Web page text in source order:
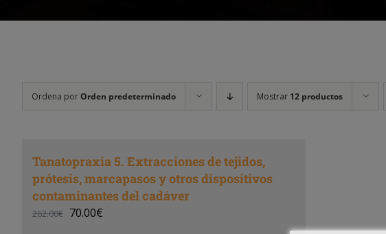
Ordena porOrden predeterminado Mostrar 12 productos
Tanatopraxia 5. Extracciones de tejidos,
prótesis, marcapasos y otros dispositivos
contaminantes del cadáver
262.00€ 70.00€